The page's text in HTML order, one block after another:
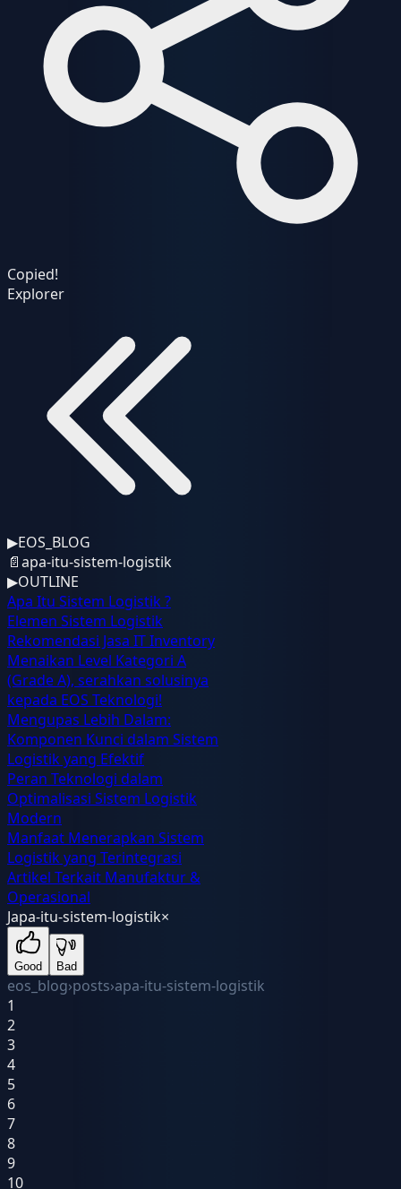
Copied!
Explorer
▶EOS_BLOG
📄apa-itu-sistem-logistik
▶OUTLINE
Apa Itu Sistem Logistik ?
Elemen Sistem Logistik
Rekomendasi Jasa IT Inventory
Menaikan Level Kategori A
(Grade A), serahkan solusinya
kepada EOS Teknologi!
Mengupas Lebih Dalam:
Komponen Kunci dalam Sistem
Logistik yang Efektif
Peran Teknologi dalam
Optimalisasi Sistem Logistik
Modern
Manfaat Menerapkan Sistem
Logistik yang Terintegrasi
Artikel Terkait Manufaktur &
Operasional
Japa-itu-sistem-logistik×
Good Bad
eos_blog›posts›apa-itu-sistem-logistik
1
2
3
4
5
6
7
8
9
10